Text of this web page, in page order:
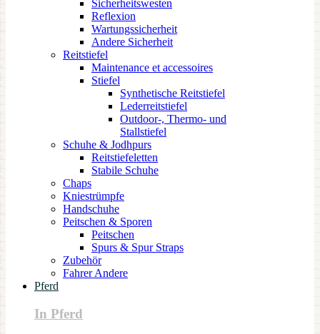
Sicherheitswesten
Reflexion
Wartungssicherheit
Andere Sicherheit
Reitstiefel
Maintenance et accessoires
Stiefel
Synthetische Reitstiefel
Lederreitstiefel
Outdoor-, Thermo- und
Stallstiefel
Schuhe & Jodhpurs
Reitstiefeletten
Stabile Schuhe
Chaps
Kniestrümpfe
Handschuhe
Peitschen & Sporen
Peitschen
Spurs & Spur Straps
Zubehör
Fahrer Andere
Pferd
In Pferd